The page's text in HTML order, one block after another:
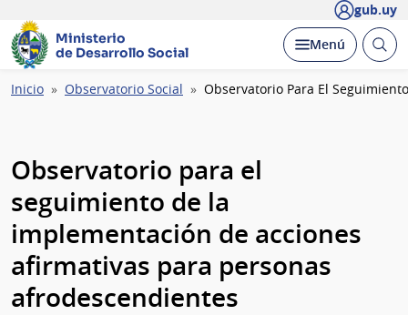
gub.uy
Ministerio
de Desarrollo Social
Desplegar
Menú Abrir
Ruta
Inicio Observatorio Social Observatorio Para El
Observatorio para el
seguimiento de la
implementación de acciones
afirmativas para personas
afrodescendientes